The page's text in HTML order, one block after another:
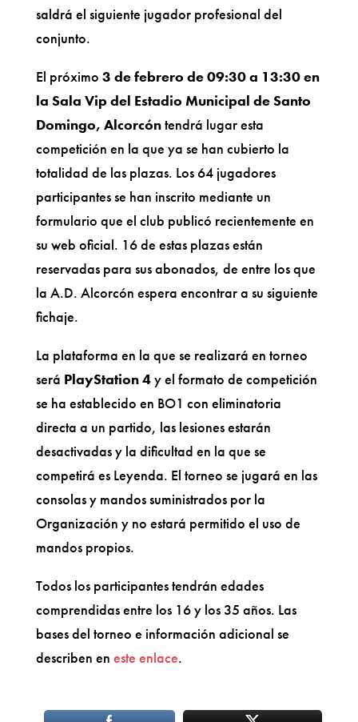
saldrá el siguiente jugador profesional del
conjunto.
El próximo 3 de febrero de 09:30 a 13:30 en
la Sala Vip del Estadio Municipal de Santo
Domingo, Alcorcóntendrá lugar esta
competición en la que ya se han cubierto la
totalidad de las plazas. Los 64 jugadores
participantes se han inscrito mediante un
formulario que el club publicó recientemente en
su web oficial. 16 de estas plazas están
reservadas para sus abonados, de entre los que
la A.D. Alcorcón espera encontrar a su siguiente
fichaje.
La plataforma en la que se realizará en torneo
será PlayStation 4y el formato de competición
se ha establecido en BO1 con eliminatoria
directa a un partido, las lesiones estarán
desactivadas y la dificultad en la que se
competirá es Leyenda. El torneo se jugará en las
consolas y mandos suministrados por la
Organización y no estará permitido el uso de
mandos propios.
Todos los participantes tendrán edades
comprendidas entre los 16 y los 35 años. Las
bases del torneo e información adicional se
describen en este enlace.